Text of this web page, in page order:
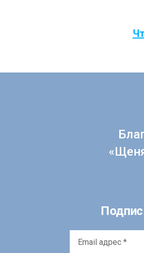
адрес